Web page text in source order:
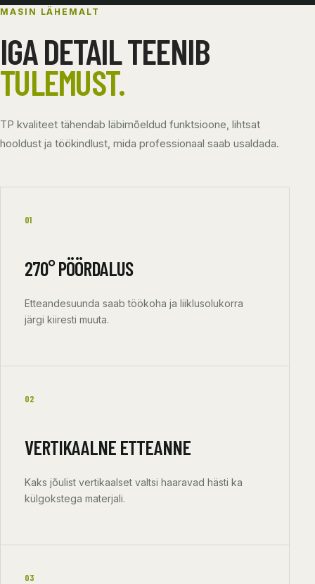
MASIN LÄHEMALT
IGA DETAIL TEENIB
TULEMUST.
TP kvaliteet tähendab läbimõeldud funktsioone, lihtsat
hooldust ja töökindlust, mida professionaal saab usaldada.
01
270° PÖÖRDALUS
Etteandesuunda saab töökoha ja liiklusolukorra
järgi kiiresti muuta.
02
VERTIKAALNE ETTEANNE
Kaks jõulist vertikaalset valtsi haaravad hästi ka
külgokstega materjali.
03